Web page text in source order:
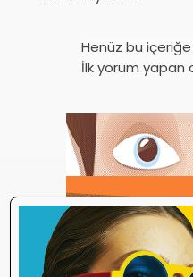
Henüz bu içeriğe
İlk yorum yapan